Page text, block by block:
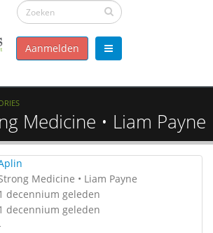
Aanmelden
Medicine • Liam Payne
Medicine • Liam Payne
decennium geleden
decennium geleden